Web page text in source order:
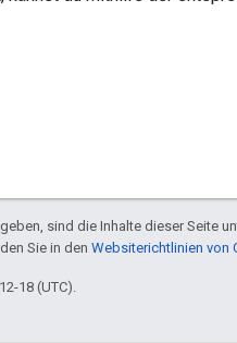
sind die Inhalte dieser Seite
Sie in den Websiterichtlinien von
18 (UTC).